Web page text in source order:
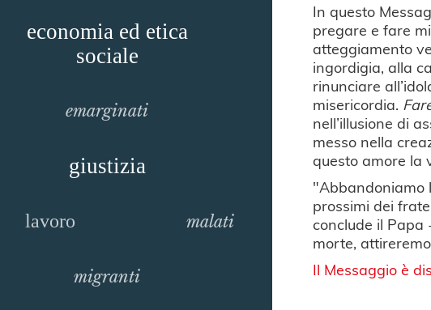
economia ed etica
sociale
emarginati
giustizia
lavoro malati
migranti
In questo
pregare e fare
atteggiamento
ingordigia, alla
rinunciare
misericordia.
nell’illusione di
messo nella
questo amore la
"Abbandoniamo
prossimi dei
conclude il Papa
morte,
Il Messaggio è